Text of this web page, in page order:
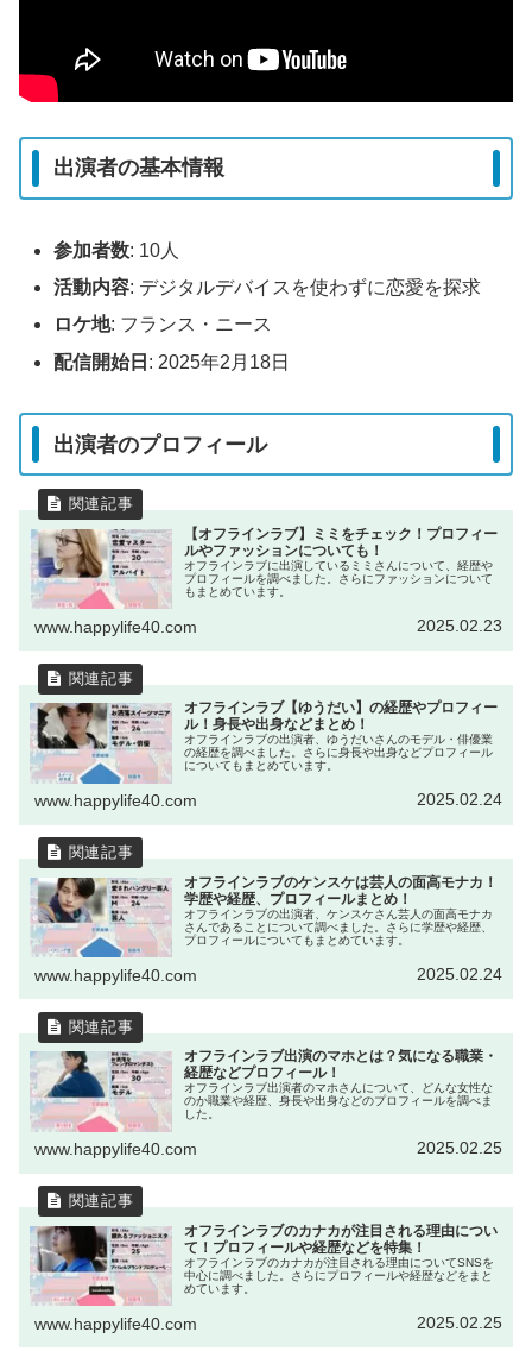
出演者の基本情報
参加者数: 10人
活動内容: デジタルデバイスを使わずに恋愛を探求
ロケ地: フランス・ニース
配信開始日 : 2025年2月18日
出演者のプロフィール
【オフラインラブ】ミミをチェック！プロフィー
ルやファッションについても！
オフラインラブに出演しているミミさんについて、経歴や
プロフィールを調べました。さらにファッションについて
もまとめています。
www.happylife40.com 2025.02.23
オフラインラブ【ゆうだい】の経歴やプロフィー
ル！身長や出身などまとめ！
オフラインラブの出演者、ゆうだいさんのモデル・俳優業
の経歴を調べました。さらに身長や出身などプロフィール
についてもまとめています。
www.happylife40.com 2025.02.24
オフラインラブのケンスケは芸人の面高モナカ！
学歴や経歴、プロフィールまとめ！
オフラインラブの出演者、ケンスケさん芸人の面高モナカ
さんであることについて調べました。さらに学歴や経歴、
プロフィールについてもまとめています。
www.happylife40.com 2025.02.24
オフラインラブ出演のマホとは？気になる職業・
経歴などプロフィール！
オフラインラブ出演者のマホさんについて、どんな女性な
のか職業や経歴、身長や出身などのプロフィールを調べま
した。
www.happylife40.com 2025.02.25
オフラインラブのカナカが注目される理由につい
て！プロフィールや経歴などを特集！
オフラインラブのカナカが注目される理由についてSNSを
中心に調べました。さらにプロフィールや経歴などをまと
めています。
www.happylife40.com 2025.02.25